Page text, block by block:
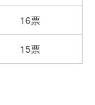
16票
15票